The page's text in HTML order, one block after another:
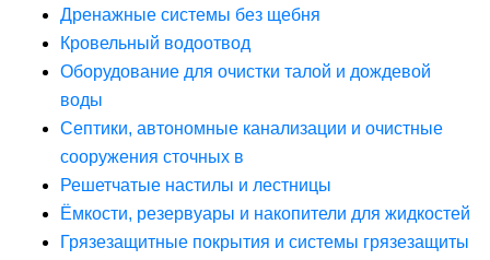
Дренажные системы без щебня
Кровельный водоотвод
Оборудование для очистки талой и дождевой
воды
Септики, автономные канализации и очистные
сооружения сточных в
Решетчатые настилы и лестницы
Ёмкости, резервуары и накопители для жидкостей
Грязезащитные покрытия и системы грязезащиты